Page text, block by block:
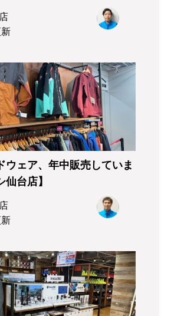
ウェア、年中販売していま
台店】